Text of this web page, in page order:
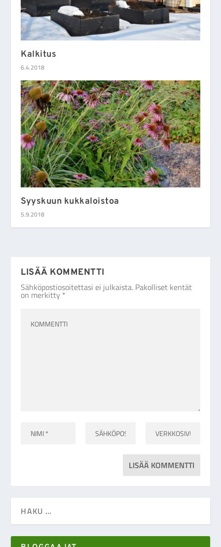
Kalkitus
6.4.2018
Syyskuun kukkaloistoa
5.9.2018
LISÄÄ KOMMENTTI
Sähköpostiosoitettasi ei julkaista. Pakolliset kentät
on merkitty *